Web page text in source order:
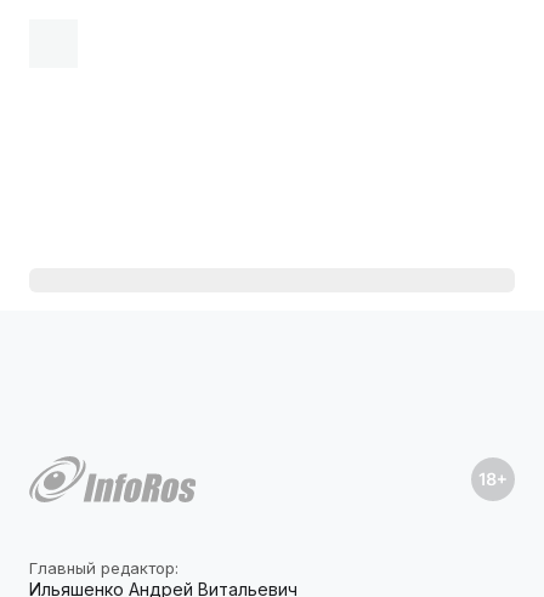
Главный редактор:
Ильяшенко Андрей Витальевич